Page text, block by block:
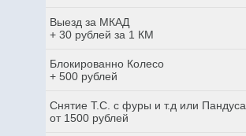
Выезд за МКАД
+ 30 рублей за 1 КМ
Блокированно Колесо
+ 500 рублей
Снятие Т.С. с фуры и т.д или Пандуса
от 1500 рублей